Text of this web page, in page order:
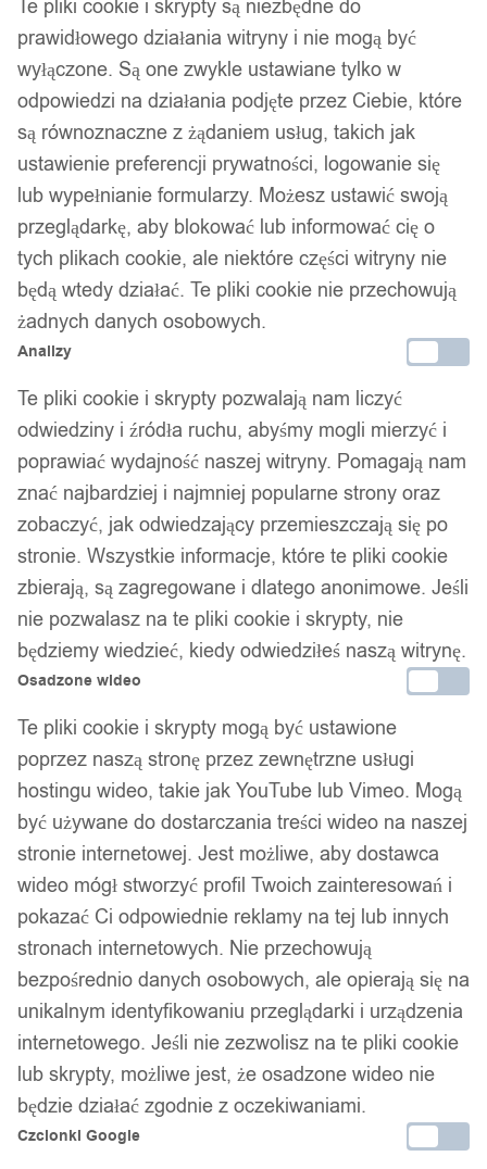
/ 7
Te pliki cookie i skrypty są niezbędne do
prawidłowego działania witryny i nie mogą być
wyłączone. Są one zwykle ustawiane tylko w
odpowiedzi na działania podjęte przez Ciebie, które
są równoznaczne z żądaniem usług, takich jak
ustawienie preferencji prywatności, logowanie się
lub wypełnianie formularzy. Możesz ustawić swoją
przeglądarkę, aby blokować lub informować cię o
tych plikach cookie, ale niektóre części witryny nie
będą wtedy działać. Te pliki cookie nie przechowują
żadnych danych osobowych.
Analizy
Te pliki cookie i skrypty pozwalają nam liczyć
odwiedziny i źródła ruchu, abyśmy mogli mierzyć i
poprawiać wydajność naszej witryny. Pomagają nam
znać najbardziej i najmniej popularne strony oraz
zobaczyć, jak odwiedzający przemieszczają się po
stronie. Wszystkie informacje, które te pliki cookie
zbierają, są zagregowane i dlatego anonimowe. Jeśli
nie pozwalasz na te pliki cookie i skrypty, nie
będziemy wiedzieć, kiedy odwiedziłeś naszą witrynę.
Osadzone wideo
Te pliki cookie i skrypty mogą być ustawione
poprzez naszą stronę przez zewnętrzne usługi
hostingu wideo, takie jak YouTube lub Vimeo. Mogą
być używane do dostarczania treści wideo na naszej
stronie internetowej. Jest możliwe, aby dostawca
wideo mógł stworzyć profil Twoich zainteresowań i
pokazać Ci odpowiednie reklamy na tej lub innych
stronach internetowych. Nie przechowują
bezpośrednio danych osobowych, ale opierają się na
unikalnym identyfikowaniu przeglądarki i urządzenia
internetowego. Jeśli nie zezwolisz na te pliki cookie
lub skrypty, możliwe jest, że osadzone wideo nie
będzie działać zgodnie z oczekiwaniami.
Czcionki Google